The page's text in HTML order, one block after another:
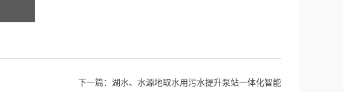
下一篇： 湖水、水源地取水用污水提升泵站一体化智能